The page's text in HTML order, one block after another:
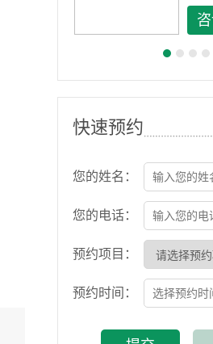
快速预约
您的姓名：
您的电话：
预约项目：
预约时间：